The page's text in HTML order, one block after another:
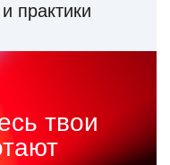
практики
твои